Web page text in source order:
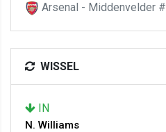
Arsenal - Middenvelder #
WISSEL
IN
N. Williams